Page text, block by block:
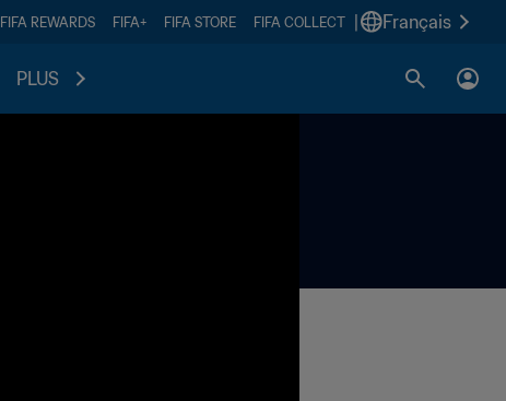
FIFA REWARDS FIFA+ FIFA STORE FIFA COLLECT Français
PLUS